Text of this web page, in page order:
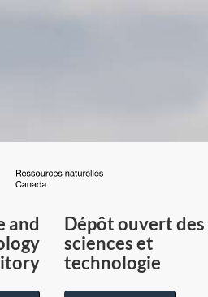
du
Canada
and
Dépôt ouvert des
sciences et
technologie